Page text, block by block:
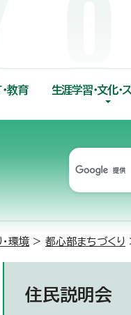
教育 生涯学習・文化・
環境 > 都心部まちづくり
住民説明会